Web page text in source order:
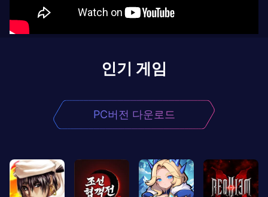
인기 게임
PC버전 다운로드